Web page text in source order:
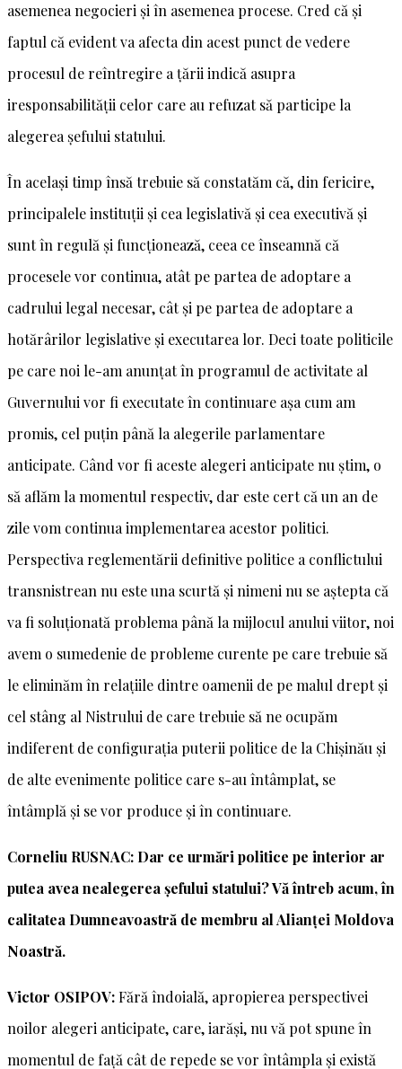
asemenea negocieri și în asemenea procese. Cred că și
faptul că evident va afecta din acest punct de vedere
procesul de reîntregire a țării indică asupra
iresponsabilității celor care au refuzat să participe la
alegerea șefului statului.
În același timp însă trebuie să constatăm că, din fericire,
principalele instituții și cea legislativă și cea executivă și
sunt în regulă și funcționează, ceea ce înseamnă că
procesele vor continua, atât pe partea de adoptare a
cadrului legal necesar, cât și pe partea de adoptare a
hotărârilor legislative și executarea lor. Deci toate politicile
pe care noi le-am anunțat în programul de activitate al
Guvernului vor fi executate în continuare așa cum am
promis, cel puțin până la alegerile parlamentare
anticipate. Când vor fi aceste alegeri anticipate nu știm, o
să aflăm la momentul respectiv, dar este cert că un an de
zile vom continua implementarea acestor politici.
Perspectiva reglementării definitive politice a conflictului
transnistrean nu este una scurtă și nimeni nu se aștepta că
va fi soluționată problema până la mijlocul anului viitor, noi
avem o sumedenie de probleme curente pe care trebuie să
le eliminăm în relațiile dintre oamenii de pe malul drept și
cel stâng al Nistrului de care trebuie să ne ocupăm
indiferent de configurația puterii politice de la Chișinău și
de alte evenimente politice care s-au întâmplat, se
întâmplă și se vor produce și în continuare.
Corneliu RUSNAC: Dar ce urmări politice pe interior ar
putea avea nealegerea șefului statului? Vă întreb acum, în
calitatea Dumneavoastră de membru al Alianței Moldova
Noastră.
Victor OSIPOV:Fără îndoială, apropierea perspectivei
noilor alegeri anticipate, care, iarăși, nu vă pot spune în
momentul de față cât de repede se vor întâmpla și există